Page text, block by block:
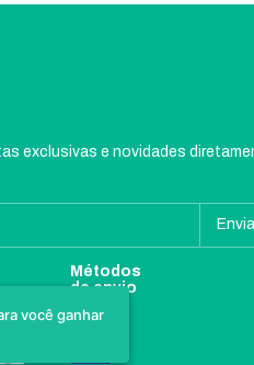
você ganhar
exclusivas e novidades
Métodos
de envio